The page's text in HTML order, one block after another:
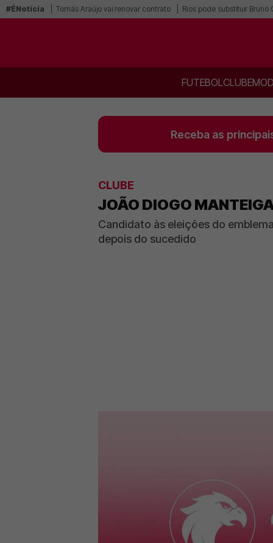
#ÉNotícia Tomás Araújo vai renovar contrato Ríos pode substituir Bruno
FUTEBOLCLUBE
Receba as
CLUBE
JOÃO DIOGO
Candidato às eleições do
depois do sucedido